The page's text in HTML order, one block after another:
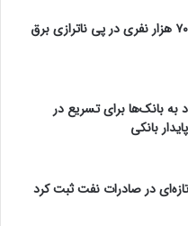
سونامی بیکاری ۷۰۰ هزار نفری در پی ناترازی برق
به بانک‌ها برای تسریع در
بانکی
در صادرات نفت ثبت کرد